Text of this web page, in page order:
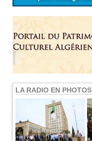
LA RADIO EN PHOTOS